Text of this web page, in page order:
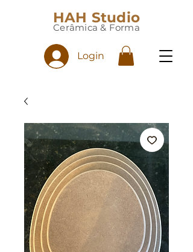
HAH Studio
Cerâmica & Forma
Login